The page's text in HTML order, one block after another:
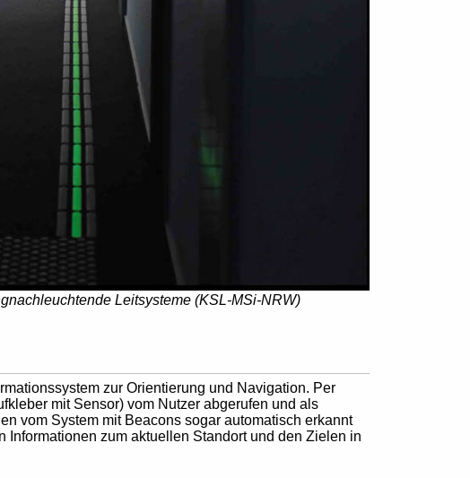
Leitsysteme (KSL-MSi-NRW)
zur Orientierung und Navigation. Per
mit Sensor) vom Nutzer abgerufen und als
vom System mit Beacons sogar automatisch erkannt
zum aktuellen Standort und den Zielen in